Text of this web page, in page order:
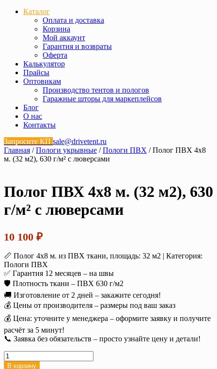
Каталог
Оплата и доставка
Корзина
Мой аккаунт
Гарантия и возвраты
Оферта
Калькулятор
Прайсы
Оптовикам
Производство тентов и пологов
Гаражные шторы для маркеплейсов
Блог
О нас
Контакты
Запросите КП sale@drivetent.ru
Главная /Пологи укрывные /Пологи ПВХ / Полог ПВХ 4х8
м. (32 м2), 630 г/м² с люверсами
Полог ПВХ 4х8 м. (32 м2), 630
г/м² с люверсами
10 100 ₽
📏 Полог 4х8 м. из ПВХ ткани, площадь: 32 м2 | Категория:
Пологи ПВХ
✅ Гарантия 12 месяцев – на швы
🛡️ Плотность ткани – ПВХ 630 г/м2
🚚 Изготовление от 2 дней – закажите сегодня!
💰 Цены от производителя – размеры под ваш заказ
💰 Цена: уточните у менеджера – оформите заявку и получите
расчёт за 5 минут!
📞 Заявка без обязательств – просто узнайте цену и детали!
Количество
товара
В корзину